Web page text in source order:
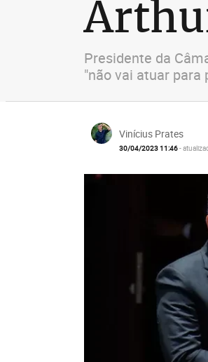
Presidente da
"não vai atuar para
Vinícius Prates
30/04/2023 11:46-